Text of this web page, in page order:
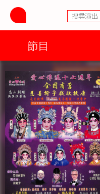
節目